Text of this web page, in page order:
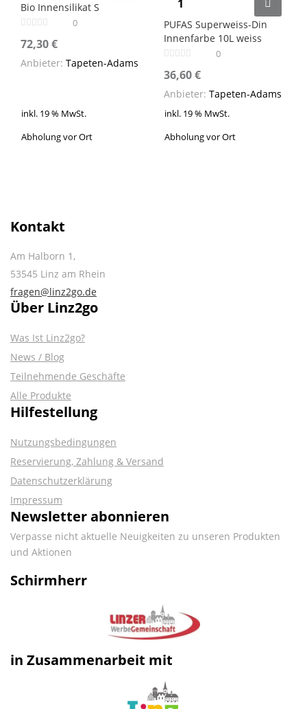
Bio Innensilikat S
0
72,30€
Anbieter: Tapeten-Adams
inkl. 19 % MwSt.
Abholung vor Ort
PUFAS Superweiss-Din
Innenfarbe 10L weiss
0
36,60€
Anbieter: Tapeten-Adams
inkl. 19 % MwSt.
Abholung vor Ort
Kontakt
Am Halborn 1,
53545 Linz am Rhein
fragen@linz2go.de
Über Linz2go
Was Ist Linz2go?
News / Blog
Teilnehmende Geschäfte
Alle Produkte
Hilfestellung
Nutzungsbedingungen
Reservierung, Zahlung & Versand
Datenschutzerklärung
Impressum
Newsletter abonnieren
Verpasse nicht aktuelle Neuigkeiten zu unseren Produkten
und Aktionen
Schirmherr
in Zusammenarbeit mit